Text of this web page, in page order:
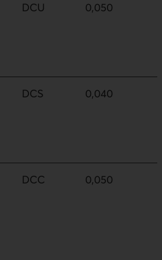
DCU 0,050
DCS 0,040
DCC 0,050